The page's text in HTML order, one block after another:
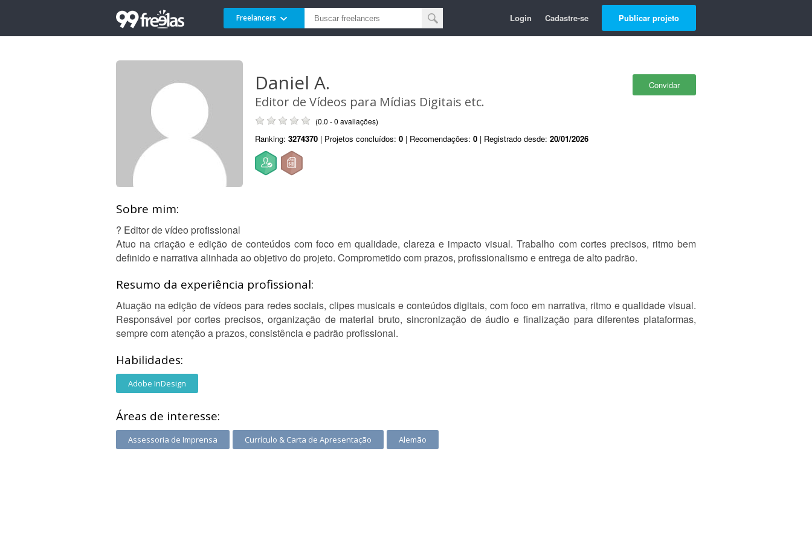
Freelancers Login Cadastre-se Publicar projeto
Convidar
Daniel A.
Editor de Vídeos para Mídias Digitais etc.
(0.0 - 0 avaliações)
Ranking: 3274370 | Projetos concluídos: 0 | Recomendações: 0 | Registrado desde: 20/01/2026
Sobre mim:
? Editor de vídeo profissional
Atuo na criação e edição de conteúdos com foco em qualidade, clareza e impacto visual. Trabalho com cortes precisos, ritmo bem
definido e narrativa alinhada ao objetivo do projeto. Comprometido com prazos, profissionalismo e entrega de alto padrão.
Resumo da experiência profissional:
Atuação na edição de vídeos para redes sociais, clipes musicais e conteúdos digitais, com foco em narrativa, ritmo e qualidade visual.
Responsável por cortes precisos, organização de material bruto, sincronização de áudio e finalização para diferentes plataformas,
sempre com atenção a prazos, consistência e padrão profissional.
Habilidades:
Adobe InDesign
Áreas de interesse:
Assessoria de Imprensa Currículo & Carta de Apresentação Alemão